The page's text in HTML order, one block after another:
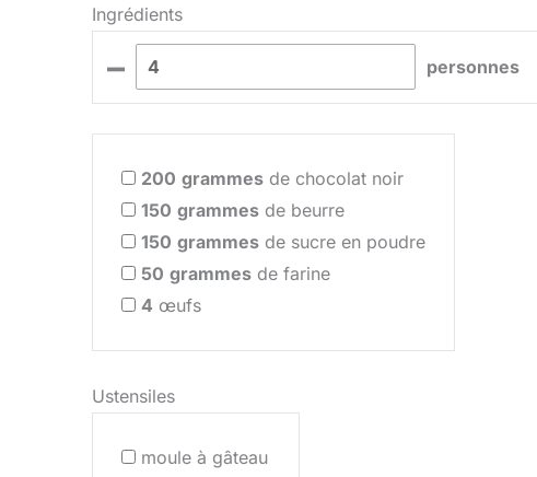
Ingrédients
– personnes
200 grammes de chocolat noir
150 grammes de beurre
150 grammes de sucre en poudre
50 grammes de farine
4 œufs
Ustensiles
moule à gâteau